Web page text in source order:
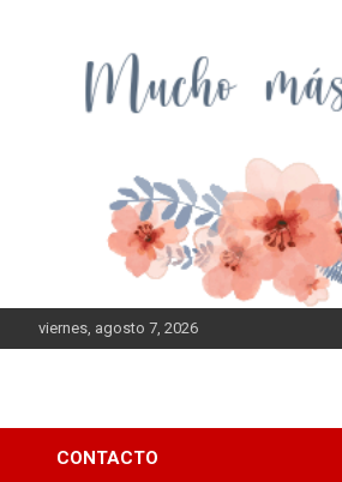
viernes, agosto 7, 2026
CONTACTO